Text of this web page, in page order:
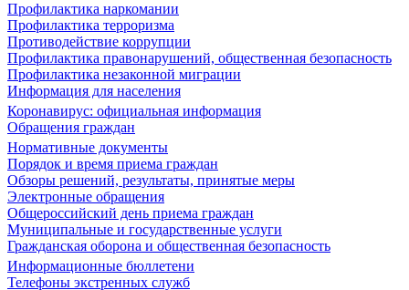
Профилактика наркомании
Профилактика терроризма
Противодействие коррупции
Профилактика правонарушений, общественная безопасность
Профилактика незаконной миграции
Информация для населения
Коронавирус: официальная информация
Обращения граждан
Нормативные документы
Порядок и время приема граждан
Обзоры решений, результаты, принятые меры
Электронные обращения
Общероссийский день приема граждан
Муниципальные и государственные услуги
Гражданская оборона и общественная безопасность
Информационные бюллетени
Телефоны экстренных служб